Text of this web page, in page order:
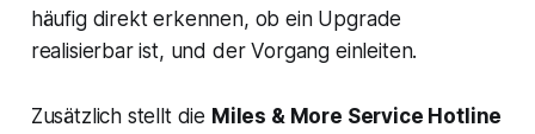
häufig direkt erkennen, ob ein Upgrade
realisierbar ist, und der Vorgang einleiten.
Zusätzlich stellt die Miles & More Service Hotline